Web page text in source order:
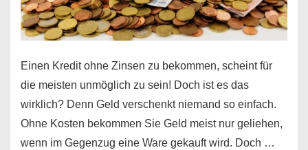
es
Einen Kredit ohne Zinsen zu bekommen, scheint für
die meisten unmöglich zu sein! Doch ist es das
wirklich? Denn Geld verschenkt niemand so einfach.
Ohne Kosten bekommen Sie Geld meist nur geliehen,
wenn im Gegenzug eine Ware gekauft wird. Doch …